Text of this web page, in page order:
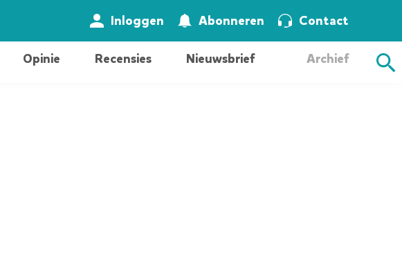
Inloggen Abonneren Contact
Opinie Recensies Nieuwsbrief Archief
Zoeken